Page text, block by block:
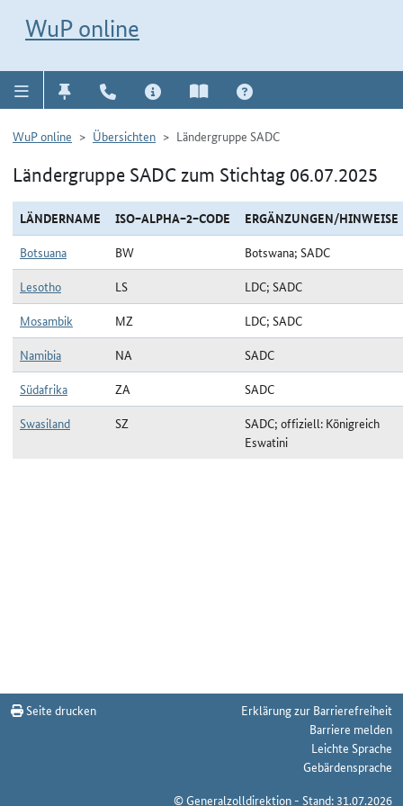
WuP online
WuP online Übersichten Ländergruppe SADC
Ländergruppe SADC zum Stichtag 06.07.2025
LÄNDERNAME ISO−ALPHA−2−CODE
ERGÄNZUNGEN/HINWEISE
Botsuana
BW
Botswana; SADC
Lesotho
LS
LDC; SADC
Mosambik
MZ
LDC; SADC
Namibia
NA
SADC
Südafrika
ZA
SADC
Swasiland
SZ
SADC; offiziell: Königreich
Eswatini
Seite drucken
Erklärung zur Barrierefreiheit
Barriere melden
Leichte Sprache
Gebärdensprache
© Generalzolldirektion - Stand: 31.07.2026